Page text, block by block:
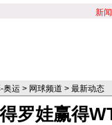
新闻
奥运 > 网球频道 > 最新动态
罗娃赢得